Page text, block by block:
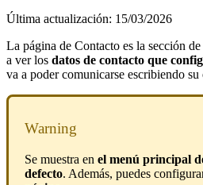
Última actualización: 15/03/2026
La página de Contacto es la sección
a ver los datos de contacto que
va a poder comunicarse escribiendo su
Warning
Se muestra en el menú principal
defecto. Además, puedes